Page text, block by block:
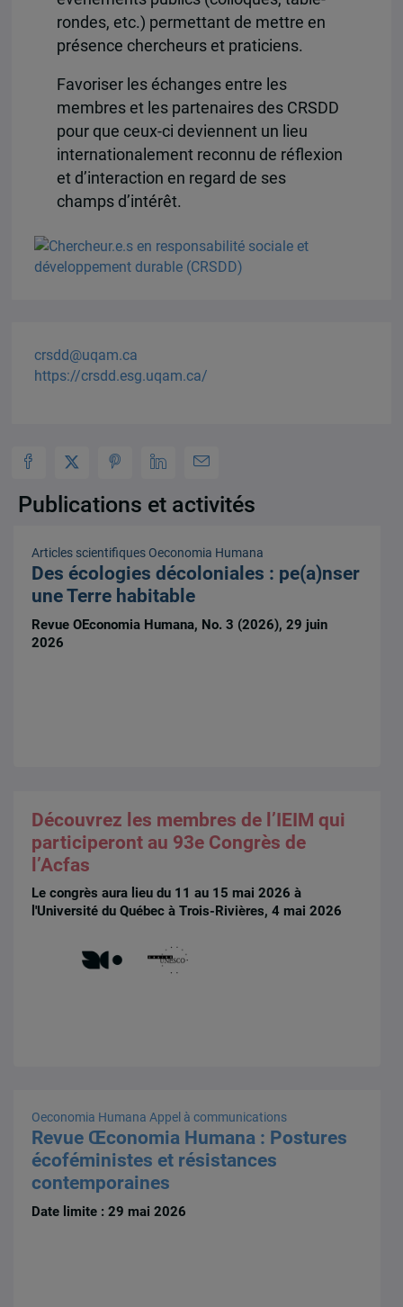
rondes, etc.) permettant de mettre en
présence chercheurs et praticiens.
Favoriser les échanges entre les
membres et les partenaires des CRSDD
pour que ceux-ci deviennent un lieu
internationalement reconnu de réflexion
et d’interaction en regard de ses
champs d’intérêt.
crsdd@uqam.ca
https://crsdd.esg.uqam.ca/
Publications et activités
Articles scientifiques Oeconomia Humana
Des écologies décoloniales : pe(a)nser
une Terre habitable
Revue OEconomia Humana, No. 3 (2026), 29 juin
2026
Découvrez les membres de l’IEIM qui
participeront au 93e Congrès de
l’Acfas
Le congrès aura lieu du 11 au 15 mai 2026 à
l'Université du Québec à Trois-Rivières, 4 mai 2026
Oeconomia Humana Appel à communications
Revue Œconomia Humana : Postures
écoféministes et résistances
contemporaines
Date limite : 29 mai 2026